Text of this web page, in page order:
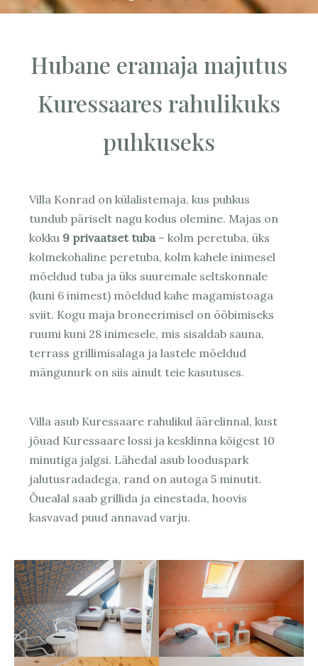
Hubane eramaja majutus
Kuressaares rahulikuks
puhkuseks
Villa Konrad on külalistemaja, kus puhkus
tundub päriselt nagu kodus olemine. Majas on
kokku 9 privaatset tuba – kolm peretuba, üks
kolmekohaline peretuba, kolm kahele inimesel
mõeldud tuba ja üks suuremale seltskonnale
(kuni 6 inimest) mõeldud kahe magamistoaga
sviit. Kogu maja broneerimisel on ööbimiseks
ruumi kuni 28 inimesele, mis sisaldab sauna,
terrass grillimisalaga ja lastele mõeldud
mängunurk on siis ainult teie kasutuses.
Villa asub Kuressaare rahulikul äärelinnal, kust
jõuad Kuressaare lossi ja kesklinna kõigest 10
minutiga jalgsi. Lähedal asub looduspark
jalutusradadega, rand on autoga 5 minutit.
Õuealal saab grillida ja einestada, hoovis
kasvavad puud annavad varju.